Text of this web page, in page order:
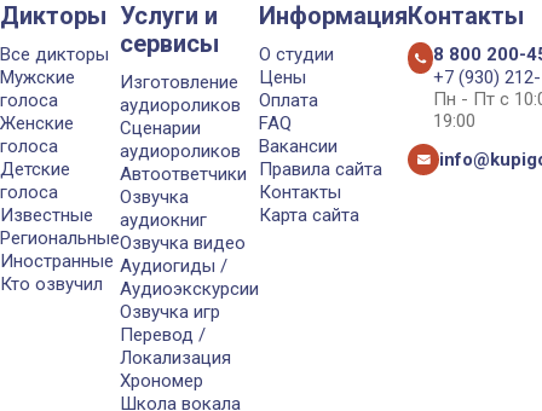
Дикторы
Все дикторы
Мужские
голоса
Женские
голоса
Детские
голоса
Известные
Региональные
Иностранные
Кто озвучил
Услуги и
сервисы
Изготовление
аудиороликов
Сценарии
аудиороликов
Автоответчики
Озвучка
аудиокниг
Озвучка видео
Аудиогиды /
Аудиоэкскурсии
Озвучка игр
Перевод /
Локализация
Хрономер
Школа вокала
Информация
О студии
Цены
Оплата
FAQ
Вакансии
Правила сайта
Контакты
Карта сайта
Контакты
8 800 200-
+7 (930)
Пн - Пт с
19:00